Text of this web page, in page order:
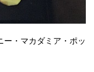
ー・マカダミア・ポッ